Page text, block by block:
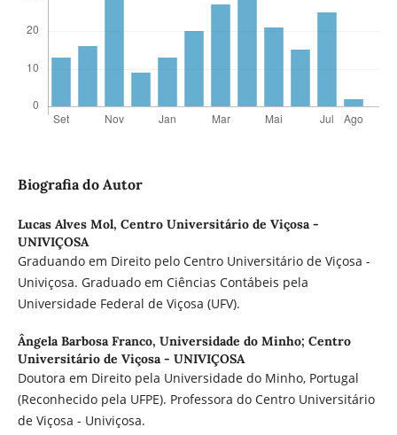
Biografia do Autor
Lucas Alves Mol, Centro Universitário de Viçosa -
UNIVIÇOSA
Graduando em Direito pelo Centro Universitário de Viçosa -
Univiçosa. Graduado em Ciências Contábeis pela
Universidade Federal de Viçosa (UFV).
Ângela Barbosa Franco, Universidade do Minho; Centro
Universitário de Viçosa - UNIVIÇOSA
Doutora em Direito pela Universidade do Minho, Portugal
(Reconhecido pela UFPE). Professora do Centro Universitário
de Viçosa - Univiçosa.